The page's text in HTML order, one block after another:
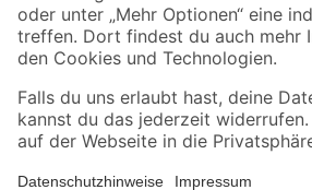
Alle Preisangaben in EUR inkl. gesetzl. MwSt.. Die
Umständen nicht in allen Märkten verfügbar. Die
Produkte nur solange der Vorrat reicht.